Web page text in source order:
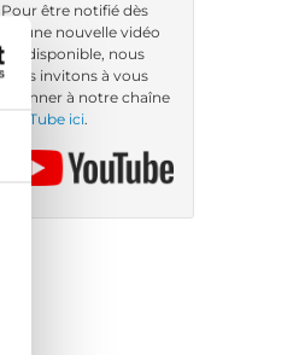
Pour être notifié dès
qu’une nouvelle vidéo
est disponible, nous
vous invitons à vous
abonner à notre chaîne
YouTube ici.